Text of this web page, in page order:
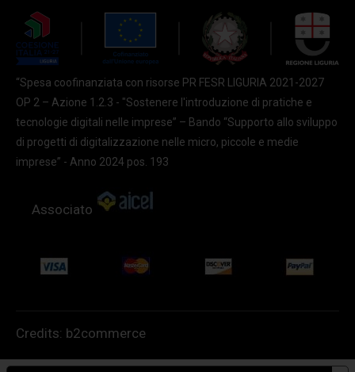
“Spesa coofinanziata con risorse PR FESR LIGURIA 2021-2027
OP 2 – Azione 1.2.3 - "Sostenere l'introduzione di pratiche e
tecnologie digitali nelle imprese” – Bando “Supporto allo sviluppo
di progetti di digitalizzazione nelle micro, piccole e medie
imprese” - Anno 2024 pos. 193
Associato
Credits: b2commerce